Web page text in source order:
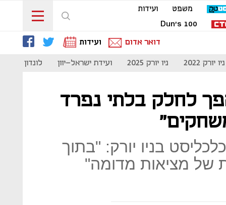
משפט
ועידות
Dun's 100
דואר אדום
ועידות
ניו יורק 2022 ניו יורק 2025 ועידת ישראל-יוון לונדון 2023
לחלק בלתי נפרד
בניו יורק: "בתוך
של מציאות מדומה"